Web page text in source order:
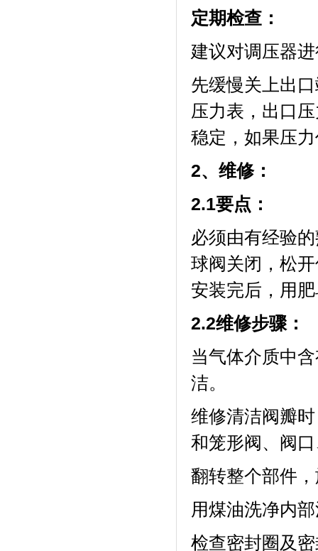
定期检查：
建议对调压器
先缓慢关上出
压力表，出口
稳定，如果压
2、维修：
2.1要点：
必须由有经验
球阀关闭，松
安装完后，用
2.2维修步骤：
当气体介质中
洁。
维修清洁阀瓣
和笼形阀、阀
翻转整个部件
用煤油洗净内
检查密封圈及